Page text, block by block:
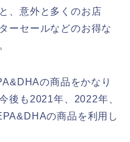
、意外と多くのお店
ーセールなどのお得な
の商品をかなり
後も2021年、2022年、
の商品を利用し